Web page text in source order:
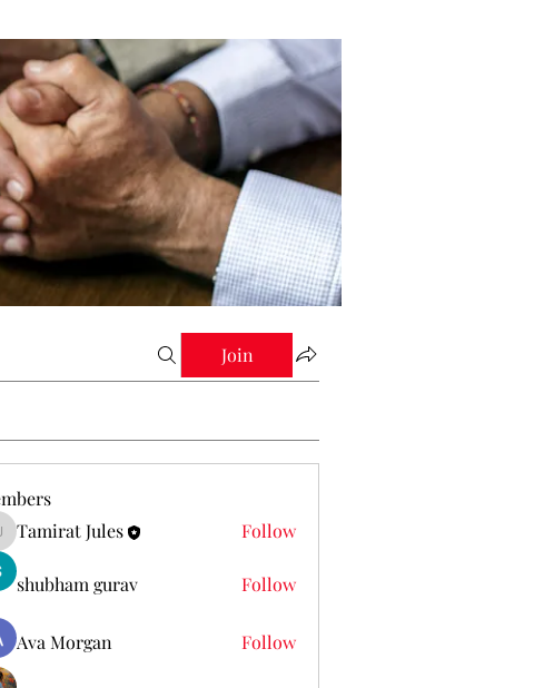
Join
Jules
Tamirat Jules Follow
shubham gurav Follow
Ava Morgan Follow